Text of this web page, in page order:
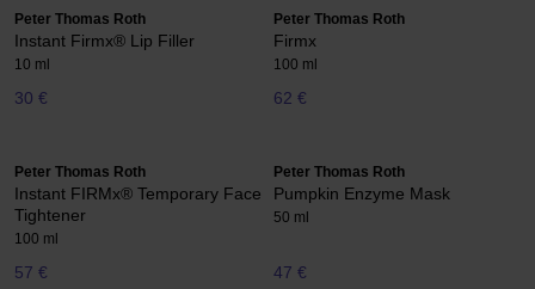
Peter Thomas Roth
Instant Firmx® Lip Filler
10 ml
30 €
Peter Thomas Roth
Firmx
100 ml
62 €
Peter Thomas Roth
Instant FIRMx® Temporary Face
Tightener
100 ml
57 €
Peter Thomas Roth
Pumpkin Enzyme Mask
50 ml
47 €